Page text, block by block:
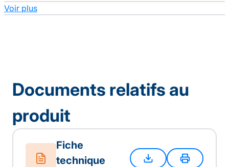
Voir plus
Documents relatifs au
produit
Fiche
technique